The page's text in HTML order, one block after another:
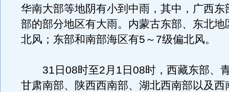
华南大部等地阴有小到中雨，其中，广西东
部的部分地区有大雨。内蒙古东部、东北地
北风；东部和南部海区有5～7级偏北风。
31日08时至2月1日08时，西藏东部、
甘肃南部、陕西西南部、湖北西南部以及西